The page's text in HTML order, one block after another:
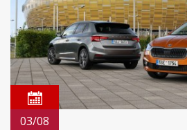
03/08